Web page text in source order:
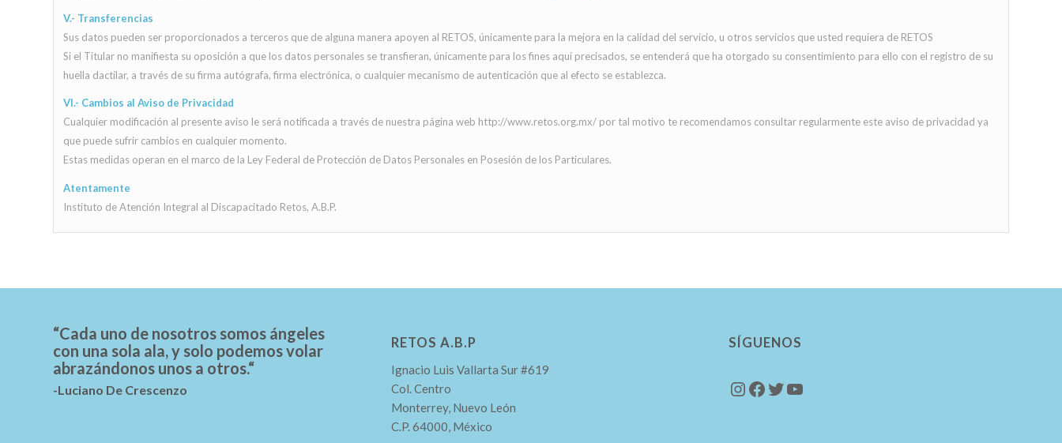
V.- Transferencias
Sus datos pueden ser proporcionados a terceros que de alguna manera apoyen al RETOS, únicamente para la mejora en la calidad del servicio, u otros servicios que usted requiera de RETOS
Si el Titular no manifiesta su oposición a que los datos personales se transfieran, únicamente para los fines aquí precisados, se entenderá que ha otorgado su consentimiento para ello con el registro de su
huella dactilar, a través de su firma autógrafa, firma electrónica, o cualquier mecanismo de autenticación que al efecto se establezca.
VI.- Cambios al Aviso de Privacidad
Cualquier modificación al presente aviso le será notificada a través de nuestra página web http://www.retos.org.mx/ por tal motivo te recomendamos consultar regularmente este aviso de privacidad ya
que puede sufrir cambios en cualquier momento.
Estas medidas operan en el marco de la Ley Federal de Protección de Datos Personales en Posesión de los Particulares.
Atentamente
Instituto de Atención Integral al Discapacitado Retos, A.B.P.
“Cada uno de nosotros somos ángeles
con una sola ala, y solo podemos volar
abrazándonos unos a otros.“
-Luciano De Crescenzo
RETOS A.B.P
Ignacio Luis Vallarta Sur #619
Col. Centro
Monterrey, Nuevo León
C.P. 64000, México
SÍGUENOS
Instagram
Facebook
Twitter
YouTube